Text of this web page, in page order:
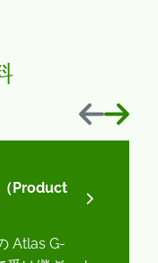
前へ次へ
Product
Atlas G-